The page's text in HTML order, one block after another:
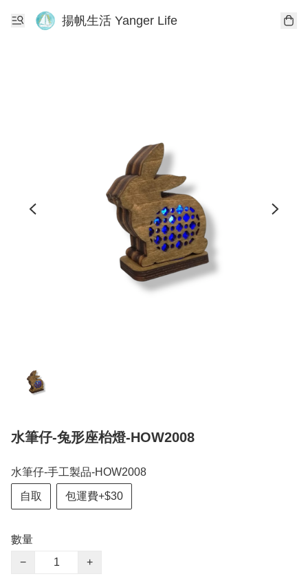
揚帆生活 Yanger Life
水筆仔-兔形座枱燈-HOW2008
水筆仔-手工製品-HOW2008
自取 包運費+$30
數量
−
+